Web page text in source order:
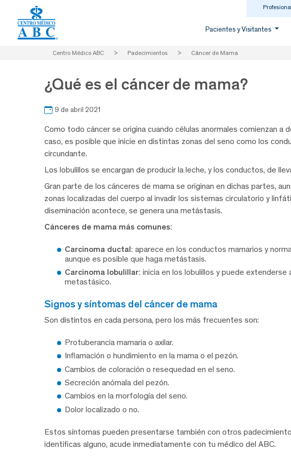
Pacientes y Visitantes
Centro Médico ABC > Padecimientos > Cáncer de Mama
¿Qué es el cáncer de mama?
9 de abril 2021
Como todo cáncer se origina cuando células anormales comienzan a
caso, es posible que inicie en distintas zonas del seno como los
circundante.
Los lobulillos se encargan de producir la leche, y los conductos, de
Gran parte de los cánceres de mama se originan en dichas partes,
zonas localizadas del cuerpo al invadir los sistemas circulatorio y
diseminación acontece, se genera una metástasis.
Cánceres de mama más comunes:
Carcinoma ductal: aparece en los conductos mamarios y
aunque es posible que haga metástasis.
Carcinoma lobulillar: inicia en los lobulillos y puede
metastásico.
signos y síntomas del cáncer de mama
Son distintos en cada persona, pero los más frecuentes son:
Protuberancia mamaria o axilar.
Inflamación o hundimiento en la mama o el pezón.
Cambios de coloración o resequedad en el seno.
Secreción anómala del pezón.
Cambios en la morfología del seno.
Dolor localizado o no.
Estos síntomas pueden presentarse también con otros
identificas alguno, acude inmediatamente con tu médico del ABC.